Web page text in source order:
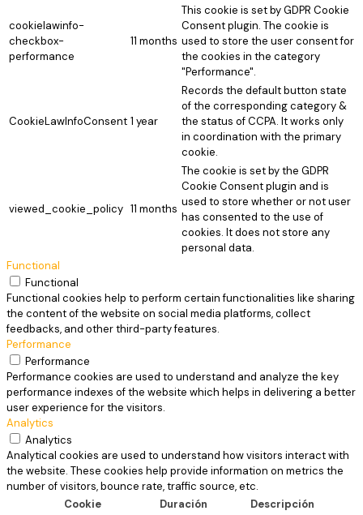
cookielawinfo-
checkbox-
performance
11 months
This cookie is set by GDPR Cookie
Consent plugin. The cookie is
used to store the user consent for
the cookies in the category
"Performance".
CookieLawInfoConsent 1 year
Records the default button state
of the corresponding category &
the status of CCPA. It works only
in coordination with the primary
cookie.
viewed_cookie_policy 11 months
The cookie is set by the GDPR
Cookie Consent plugin and is
used to store whether or not user
has consented to the use of
cookies. It does not store any
personal data.
Functional
Functional
Functional cookies help to perform certain functionalities like sharing
the content of the website on social media platforms, collect
feedbacks, and other third-party features.
Performance
Performance
Performance cookies are used to understand and analyze the key
performance indexes of the website which helps in delivering a better
user experience for the visitors.
Analytics
Analytics
Analytical cookies are used to understand how visitors interact with
the website. These cookies help provide information on metrics the
number of visitors, bounce rate, traffic source, etc.
Cookie
Duración Descripción